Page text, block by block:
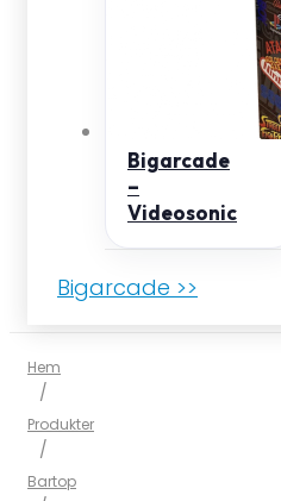
Bigarcade
–
Videosonic
Bigarcade >>
Hem
/
Produkter
/
Bartop